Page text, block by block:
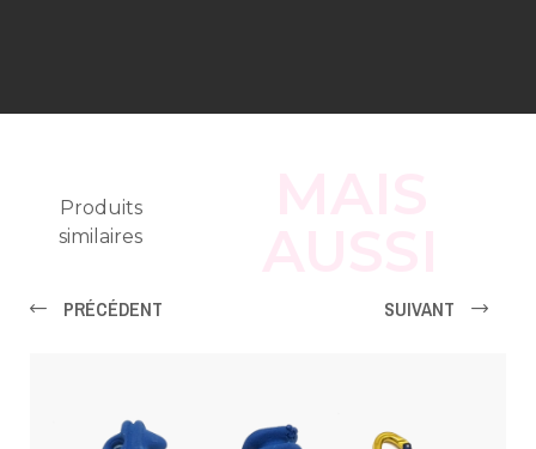
Produits
similaires
PRÉCÉDENT SUIVANT